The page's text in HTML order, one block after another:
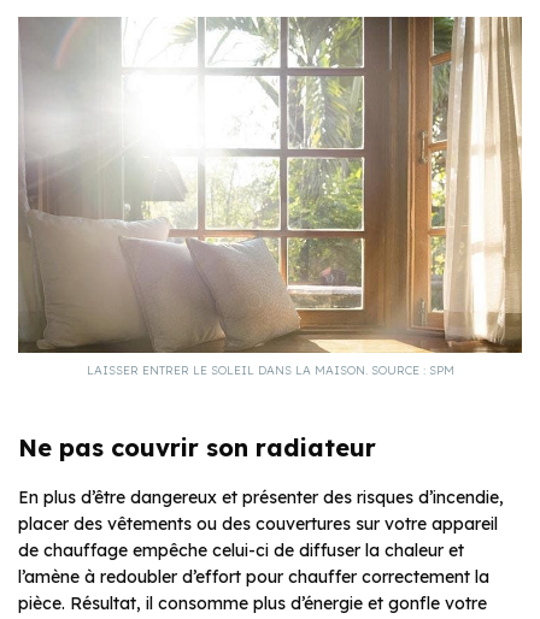
LAISSER ENTRER LE SOLEIL DANS LA MAISON. SOURCE : SPM
Ne pas couvrir son radiateur
En plus d’être dangereux et présenter des risques d’incendie,
placer des vêtements ou des couvertures sur votre appareil
de chauffage empêche celui-ci de diffuser la chaleur et
l’amène à redoubler d’effort pour chauffer correctement la
pièce. Résultat, il consomme plus d’énergie et gonfle votre